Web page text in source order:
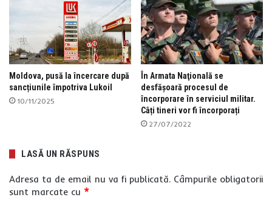
Moldova, pusă la încercare după
sancțiunile împotriva Lukoil
10/11/2025
În Armata Naţională se
desfășoară procesul de
încorporare în serviciul militar.
Câți tineri vor fi încorporați
27/07/2022
LASĂ UN RĂSPUNS
Adresa ta de email nu va fi publicată. Câmpurile obligatorii
sunt marcate cu *